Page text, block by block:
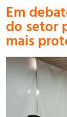
Em
do setor
mais